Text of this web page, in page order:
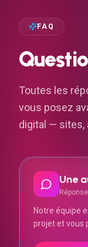
FAQ
vous posez
digital — sites,
Notre équipe
projet et vous
Nous